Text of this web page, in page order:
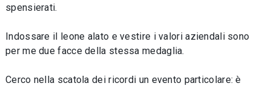
spensierati.
Indossare il leone alato e vestire i valori aziendali sono
per me due facce della stessa medaglia.
Cerco nella scatola dei ricordi un evento particolare: è